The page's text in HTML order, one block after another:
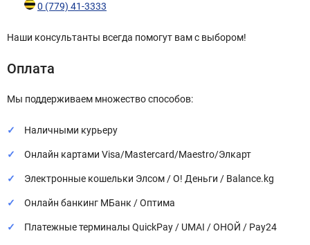
0 (779) 41-3333
Наши консультанты всегда помогут вам с выбором!
Оплата
Мы поддерживаем множество способов:
Наличными курьеру
Онлайн картами Visa/Mastercard/Maestro/Элкарт
Электронные кошельки Элсом / О! Деньги / Balance.kg
Онлайн банкинг МБанк / Оптима
Платежные терминалы QuickPay / UMAI / ОНОЙ / Pay24